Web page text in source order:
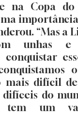
na Copa
“Mas a
unhas
conquistar
difícil de
do
tem um